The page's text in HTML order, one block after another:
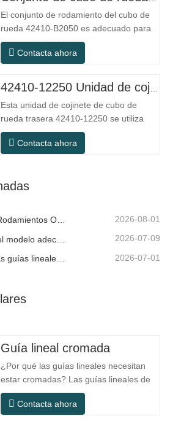
uso práctico como equipos de
automatización, máquinas herramienta
de precisión, equipos…
El conjunto de rodamiento del cubo de
rueda 42410-B2050 es adecuado para
el mercado de mantenimiento y
reemplazo de automóviles, cumpliendo
desplazamientos diarios, conducción a
carretera urbanas. SFC NO. NÚMERO
OEM NO.Otros.…
Contacta ahora
Esta unidad de cojinete de cubo de
rueda trasera 42410-12250 se utiliza
principalmente en el sistema de eje
trasero de modelos japoneses y
y estructuras de instalación. En
Contacta ahora
SFC | Fabricante de Rodamientos OEM vs Empresa Comercial 2026-08-01
2026-07-09
2026-07-01
Guía lineal cromada
¿Por qué las guías lineales necesitan
estar cromadas? Las guías lineales de
acero ordinario pueden satisfacer las
necesidades operativas básicas en
Contacta ahora